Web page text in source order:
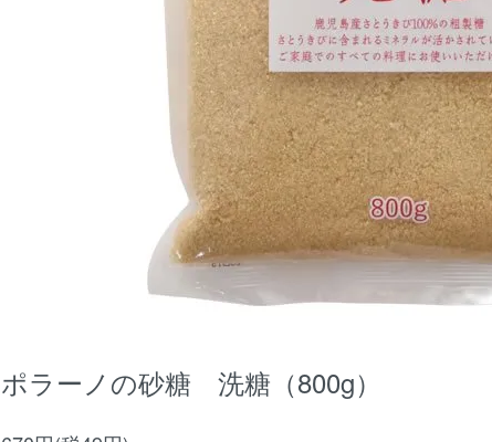
ポラーノの砂糖 洗糖（800g）